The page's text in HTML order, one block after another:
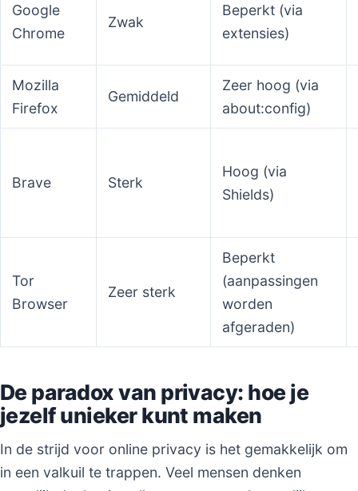
Google
Chrome
Zwak
Beperkt (via
extensies)
Mozilla
Firefox
Gemiddeld
Zeer hoog (via
about:config)
Brave Sterk
Hoog (via
Shields)
Tor
Browser
Zeer sterk
Beperkt
(aanpassingen
worden
afgeraden)
De paradox van privacy: hoe je
jezelf unieker kunt maken
In de strijd voor online privacy is het gemakkelijk om
in een valkuil te trappen. Veel mensen denken